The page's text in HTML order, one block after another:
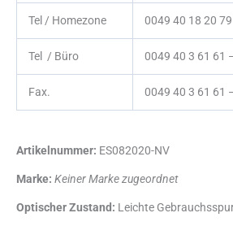
Tel / Homezone 0049 40 18 20
Tel / Büro 0049 40 3 61 61
Fax. 0049 40 3 61 61
Artikelnummer: ES082020-NV
Marke: Keiner Marke zugeordnet
Optischer Zustand: Leichte